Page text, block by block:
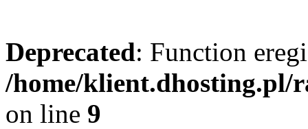
Deprecated: Function
/home/klient.dhosting.pl/
on line 9